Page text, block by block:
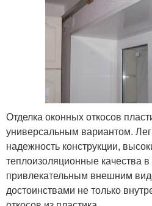
Цены на пластиковые
откосы
Панель для откосов
Отделка оконных откосов
универсальным вариантом.
надежность конструкции,
теплоизоляционные качества в
привлекательным внешним
достоинствами не только